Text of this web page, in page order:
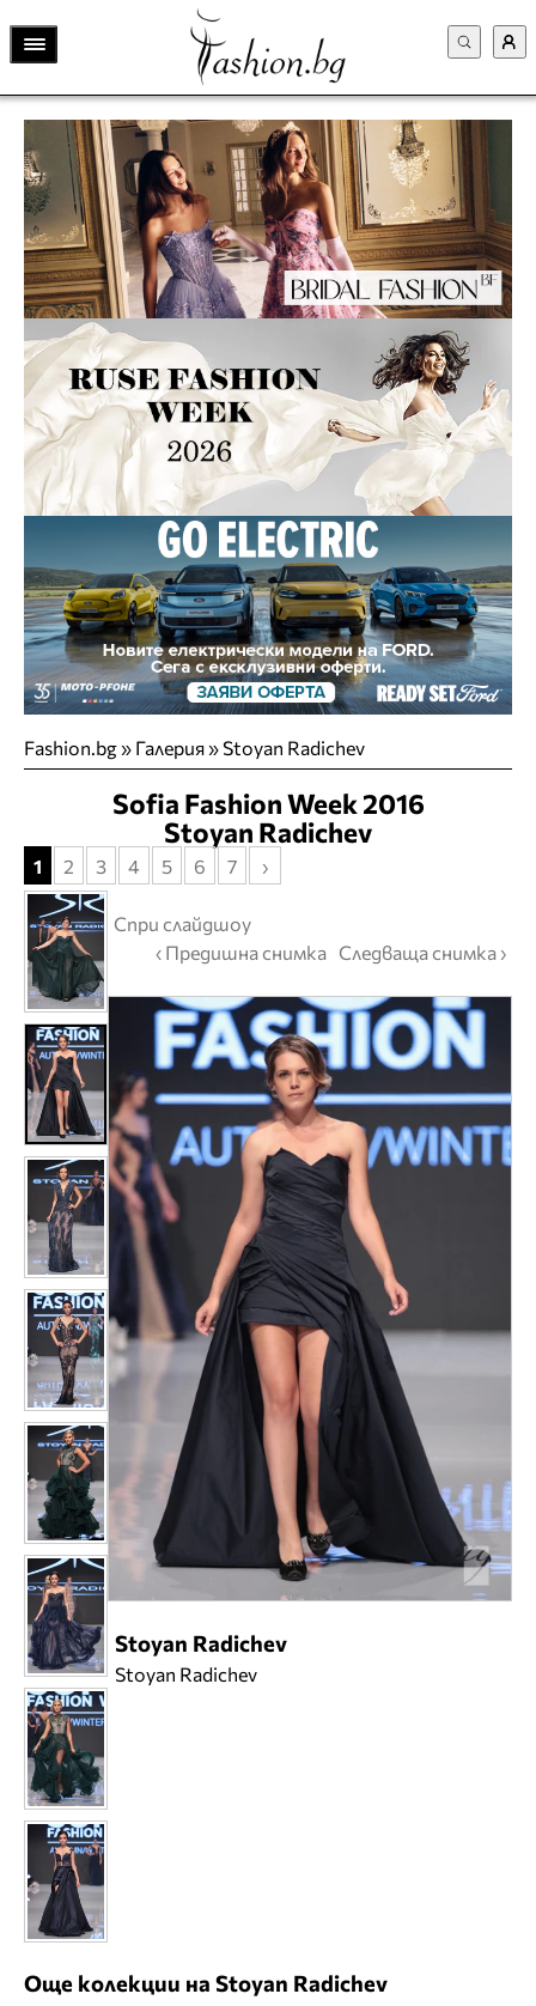
Fashion.bg» Галерия» Stoyan Radichev
Sofia Fashion Week 2016
Stoyan Radichev
Спри слайдшоу
‹ Предишна снимка Следваща снимка ›
Stoyan Radichev
Stoyan Radichev
1 2 3 4 5 6 7 ›
Още колекции на Stoyan Radichev